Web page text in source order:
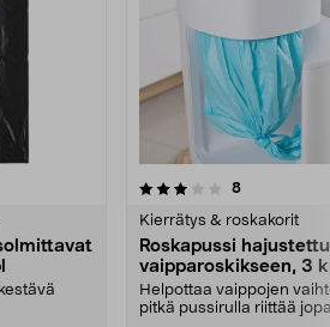
8arvostelut
Kierrätys & roskakorit
Roskapussi hajustettu
vaipparoskikseen, 3
Helpottaa vaippojen
pitkä pussirulla riittää
4.0 viidestä